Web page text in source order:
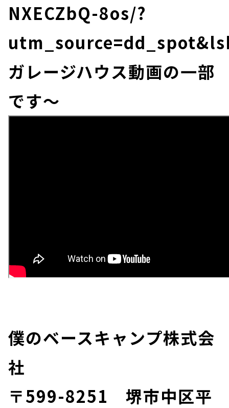
NXECZbQ-8os/?
ガレージハウス動画の一部
です～
僕のベースキャンプ株式会
社
〒599-8251 堺市中区平